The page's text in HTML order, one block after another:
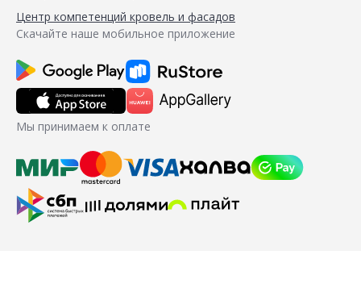
Центр компетенций кровель и фасадов
Скачайте наше мобильное приложение
Мы принимаем к оплате